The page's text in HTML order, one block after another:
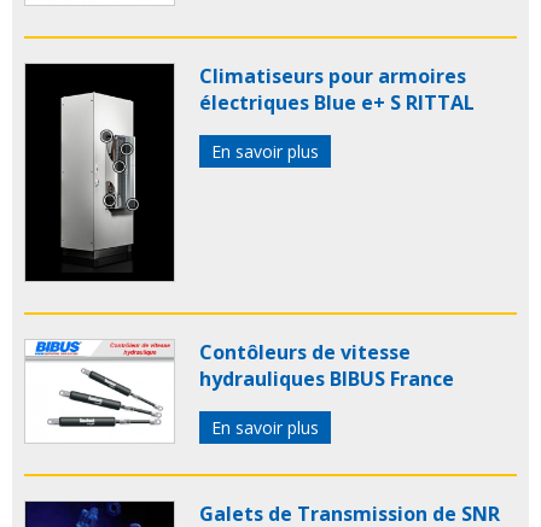
Climatiseurs pour armoires
électriques Blue e+ S RITTAL
En savoir plus
Contôleurs de vitesse
hydrauliques BIBUS France
En savoir plus
Galets de Transmission de SNR